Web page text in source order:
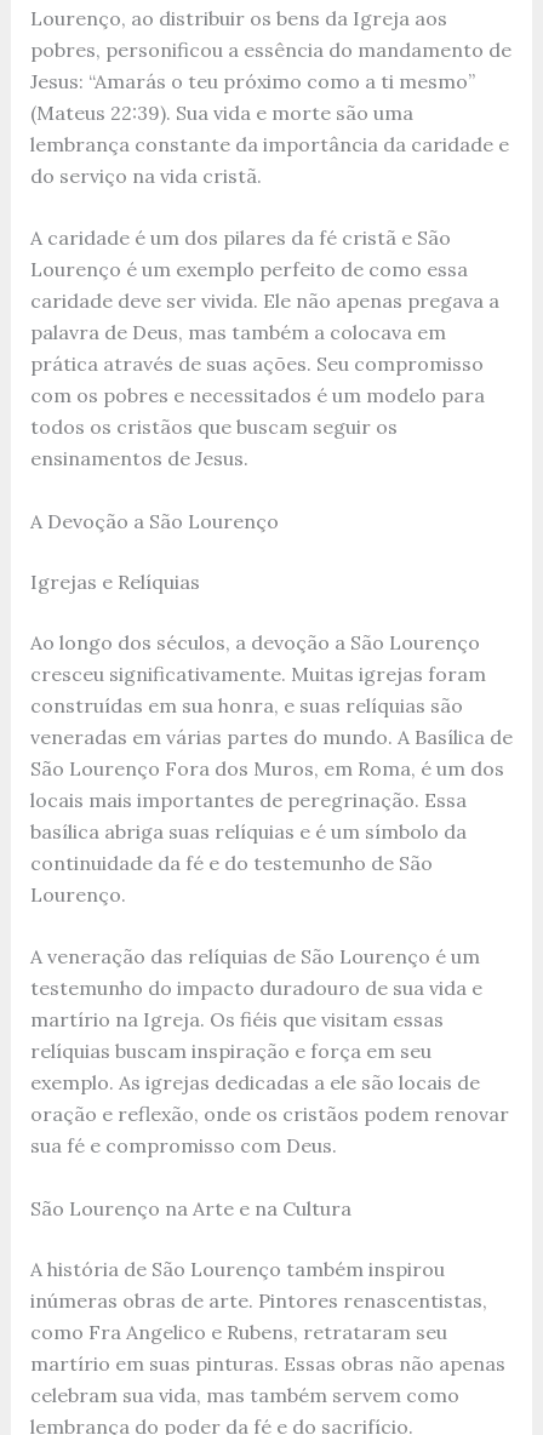
Lourenço, ao distribuir os bens da Igreja aos
pobres, personificou a essência do mandamento de
Jesus: “Amarás o teu próximo como a ti mesmo”
(Mateus 22:39). Sua vida e morte são uma
lembrança constante da importância da caridade e
do serviço na vida cristã.
A caridade é um dos pilares da fé cristã e São
Lourenço é um exemplo perfeito de como essa
caridade deve ser vivida. Ele não apenas pregava a
palavra de Deus, mas também a colocava em
prática através de suas ações. Seu compromisso
com os pobres e necessitados é um modelo para
todos os cristãos que buscam seguir os
ensinamentos de Jesus.
A Devoção a São Lourenço
Igrejas e Relíquias
Ao longo dos séculos, a devoção a São Lourenço
cresceu significativamente. Muitas igrejas foram
construídas em sua honra, e suas relíquias são
veneradas em várias partes do mundo. A Basílica de
São Lourenço Fora dos Muros, em Roma, é um dos
locais mais importantes de peregrinação. Essa
basílica abriga suas relíquias e é um símbolo da
continuidade da fé e do testemunho de São
Lourenço.
A veneração das relíquias de São Lourenço é um
testemunho do impacto duradouro de sua vida e
martírio na Igreja. Os fiéis que visitam essas
relíquias buscam inspiração e força em seu
exemplo. As igrejas dedicadas a ele são locais de
oração e reflexão, onde os cristãos podem renovar
sua fé e compromisso com Deus.
São Lourenço na Arte e na Cultura
A história de São Lourenço também inspirou
inúmeras obras de arte. Pintores renascentistas,
como Fra Angelico e Rubens, retrataram seu
martírio em suas pinturas. Essas obras não apenas
celebram sua vida, mas também servem como
lembrança do poder da fé e do sacrifício.